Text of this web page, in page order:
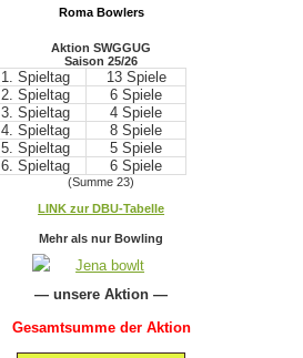
Roma Bowlers
Aktion SWGGUG
Saison 25/26
1. Spieltag
13 Spiele
2. Spieltag
6 Spiele
3. Spieltag
4 Spiele
4. Spieltag
8 Spiele
5. Spieltag
5 Spiele
6. Spieltag
6 Spiele
(Summe 23)
LINK zur DBU-Tabelle
Mehr als nur Bowling
— unsere Aktion —
Gesamtsumme der Aktion